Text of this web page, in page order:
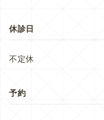
休診日
不定休
予約